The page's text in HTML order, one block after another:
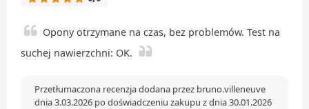
Opony otrzymane na czas, bez problemów. Test na
suchej nawierzchni: OK.
Przetłumaczona recenzja dodana przez bruno.villeneuve
dnia 3.03.2026 po doświadczeniu zakupu z dnia 30.01.2026